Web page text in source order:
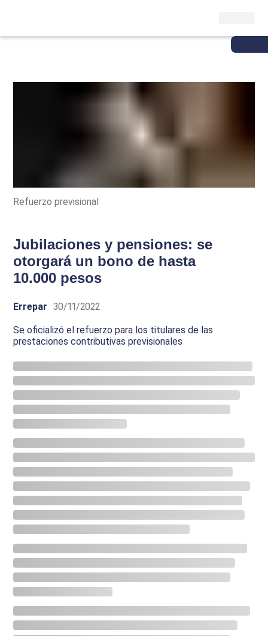
Refuerzo previsional
Jubilaciones y pensiones: se
otorgará un bono de hasta
10.000 pesos
Errepar 30/11/2022
Se oficializó el refuerzo para los titulares de las
prestaciones contributivas previsionales